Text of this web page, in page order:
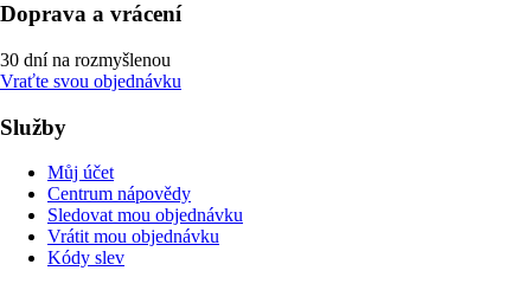
Doprava a vrácení
30 dní na rozmyšlenou
Vraťte svou objednávku
Služby
Můj účet
Centrum nápovědy
Sledovat mou objednávku
Vrátit mou objednávku
Kódy slev